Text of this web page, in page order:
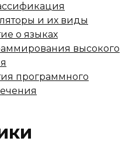
и их виды
о языках
высокого
программного